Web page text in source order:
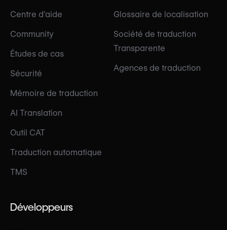
Centre d'aide
Community
Études de cas
Sécurité
Mémoire de traduction
AI Translation
Outil CAT
Traduction automatique
TMS
Glossaire de localisation
Société de traduction
Transparente
Agences de traduction
Développeurs